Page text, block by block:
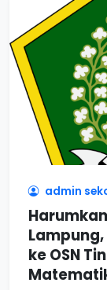
admin
ke OSN